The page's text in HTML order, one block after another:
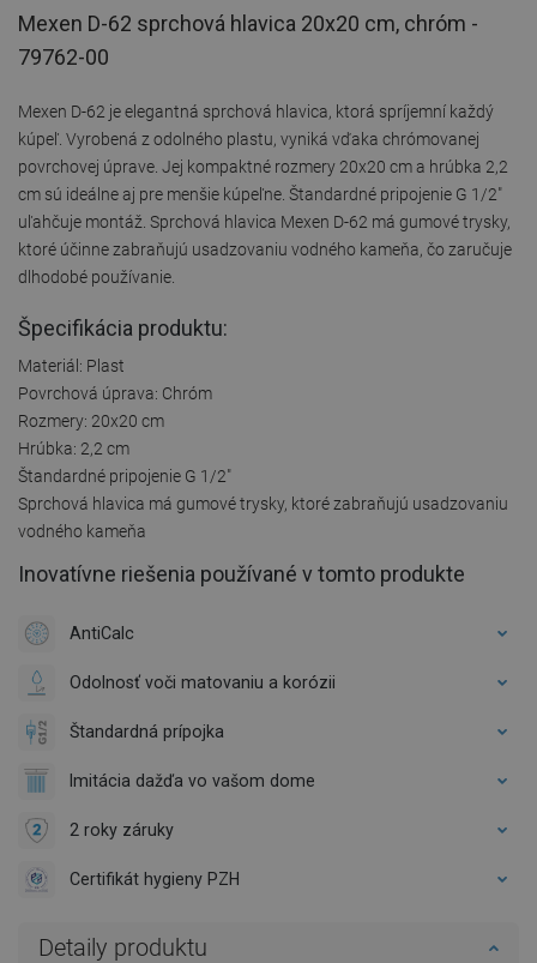
Mexen D-62 sprchová hlavica 20x20 cm, chróm -
79762-00
Mexen D-62 je elegantná sprchová hlavica, ktorá spríjemní každý
kúpeľ. Vyrobená z odolného plastu, vyniká vďaka chrómovanej
povrchovej úprave. Jej kompaktné rozmery 20x20 cm a hrúbka 2,2
cm sú ideálne aj pre menšie kúpeľne. Štandardné pripojenie G 1/2"
uľahčuje montáž. Sprchová hlavica Mexen D-62 má gumové trysky,
ktoré účinne zabraňujú usadzovaniu vodného kameňa, čo zaručuje
dlhodobé používanie.
Špecifikácia produktu:
Materiál: Plast
Povrchová úprava: Chróm
Rozmery: 20x20 cm
Hrúbka: 2,2 cm
Štandardné pripojenie G 1/2"
Sprchová hlavica má gumové trysky, ktoré zabraňujú usadzovaniu
vodného kameňa
Inovatívne riešenia používané v tomto produkte
AntiCalc
Odolnosť voči matovaniu a korózii
Štandardná prípojka
Imitácia dažďa vo vašom dome
2 roky záruky
Certifikát hygieny PZH
Detaily produktu